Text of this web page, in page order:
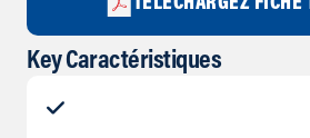
TÉLÉCHARGEZ FICHE
Key Caractéristiques